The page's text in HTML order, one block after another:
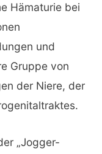
Hämaturie bei
und
Gruppe von
der Niere, der
„Jogger-